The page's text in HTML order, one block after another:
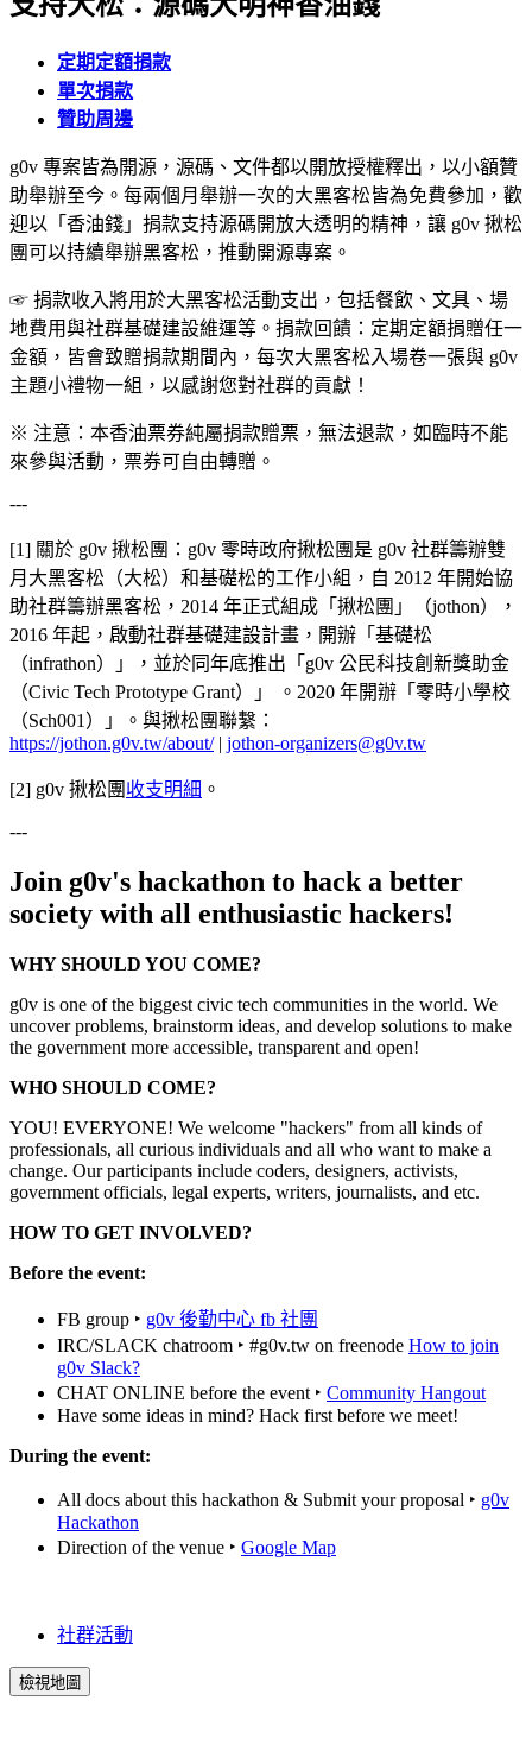
定期定額捐款
單次捐款
贊助周邊
g0v 專案皆為開源，源碼、文件都以開放授權釋出，以小額贊
助舉辦至今。每兩個月舉辦一次的大黑客松皆為免費參加，歡
迎以「香油錢」捐款支持源碼開放大透明的精神，讓 g0v 揪松
團可以持續舉辦黑客松，推動開源專案。
☞ 捐款收入將用於大黑客松活動支出，包括餐飲、文具、場
地費用與社群基礎建設維運等。捐款回饋：定期定額捐贈任一
金額，皆會致贈捐款期間內，每次大黑客松入場卷一張與 g0v
主題小禮物一組，以感謝您對社群的貢獻！
※ 注意：本香油票券純屬捐款贈票，無法退款，如臨時不能
來參與活動，票券可自由轉贈。
---
[1] 關於 g0v 揪松團：g0v 零時政府揪松團是 g0v 社群籌辦雙
月大黑客松（大松）和基礎松的工作小組，自 2012 年開始協
助社群籌辦黑客松，2014 年正式組成「揪松團」（jothon），
2016 年起，啟動社群基礎建設計畫，開辦「基礎松
（infrathon）」，並於同年底推出「g0v 公民科技創新獎助金
（Civic Tech Prototype Grant）」 。2020 年開辦「零時小學校
（Sch001）」。與揪松團聯繫：
https://jothon.g0v.tw/about/| jothon-organizers@g0v.tw
[2] g0v 揪松團 收支明細 。
---
Join g0v's hackathon to hack a better
society with all enthusiastic hackers!
WHY SHOULD YOU COME?
g0v is one of the biggest civic tech communities in the world. We
uncover problems, brainstorm ideas, and develop solutions to make
the government more accessible, transparent and open!
WHO SHOULD COME?
YOU! EVERYONE! We welcome "hackers" from all kinds of
professionals, all curious individuals and all who want to make a
change. Our participants include coders, designers, activists,
government officials, legal experts, writers, journalists, and etc.
HOW TO GET INVOLVED?
Before the event:
FB group ‣ g0v 後勤中心 fb 社團
IRC/SLACK chatroom ‣ #g0v.tw on freenode How to join
g0v Slack?
CHAT ONLINE before the event ‣ Community Hangout
Have some ideas in mind? Hack first before we meet!
During the event:
All docs about this hackathon & Submit your proposal ‣ g0v
Hackathon
Direction of the venue ‣ Google Map
社群活動
檢視地圖